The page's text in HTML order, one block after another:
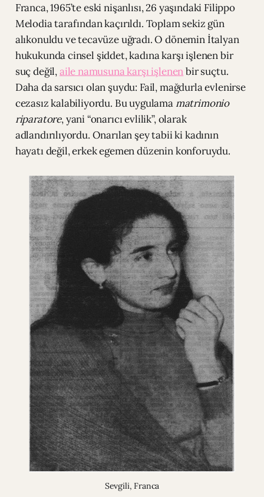
Franca, 1965’te eski nişanlısı, 26 yaşındaki Filippo
Melodia tarafından kaçırıldı. Toplam sekiz gün
alıkonuldu ve tecavüze uğradı. O dönemin İtalyan
hukukunda cinsel şiddet, kadına karşı işlenen bir
suç değil,aile namusuna karşı işlenenbir suçtu.
Daha da sarsıcı olan şuydu: Fail, mağdurla evlenirse
cezasız kalabiliyordu. Bu uygulama matrimonio
riparatore, yani “onarıcı evlilik”, olarak
adlandırılıyordu. Onarılan şey tabii ki kadının
hayatı değil, erkek egemen düzenin konforuydu.
Sevgili, Franca